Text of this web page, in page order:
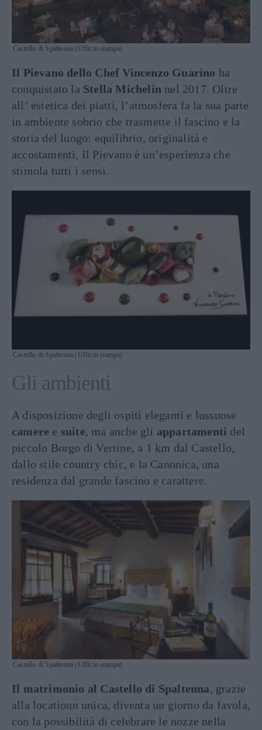
Castello di Spaltenna (Ufficio stampa)
Il Pievano dello Chef Vincenzo Guarino ha
conquistato la Stella Michelin nel 2017. Oltre
all’ estetica dei piatti, l’atmosfera fa la sua parte
in ambiente sobrio che trasmette il fascino e la
storia del luogo: equilibrio, originalità e
accostamenti, Il Pievano è un’esperienza che
stimola tutti i sensi.
Castello di Spaltenna (Ufficio stampa)
Gli ambienti
A disposizione degli ospiti eleganti e lussuose
camere e suite, ma anche gli appartamenti del
piccolo Borgo di Vertine, a 1 km dal Castello,
dallo stile country chic, e la Canonica, una
residenza dal grande fascino e carattere.
Castello di Spaltenna (Ufficio stampa)
Il matrimonio al Castello di Spaltenna, grazie
alla locationn unica, diventa un giorno da favola,
con la possibilità di celebrare le nozze nella